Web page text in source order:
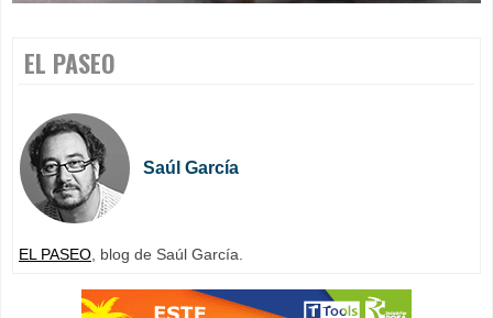
EL PASEO
Saúl García
EL PASEO , blog de Saúl García.